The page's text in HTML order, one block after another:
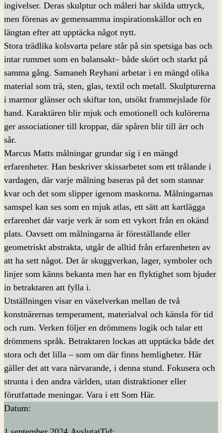
ingivelser. Deras skulptur och måleri har skilda uttryck,
men förenas av gemensamma inspirationskällor och en
längtan efter att upptäcka något nytt.
Stora trädlika kolsvarta pelare står på sin spetsiga bas och
intar rummet som en balansakt– både skört och starkt på
samma gång. Samaneh Reyhani arbetar i en mängd olika
material som trä, sten, glas, textil och metall. Skulpturerna
i marmor glänser och skiftar ton, utsökt frammejslade för
hand. Karaktären blir mjuk och emotionell och kulörerna
ger associationer till kroppar, där spåren blir till ärr och
sår.
Marcus Matts målningar grundar sig i en mängd
erfarenheter. Han beskriver skissarbetet som ett trålande i
vardagen, där varje målning baseras på det som stannar
kvar och det som slipper igenom maskorna. Målningarnas
samspel kan ses som en mjuk atlas, ett sätt att kartlägga
erfarenhet där varje verk är som ett vykort från en okänd
plats. Oavsett om målningarna är föreställande eller
geometriskt abstrakta, utgår de alltid från erfarenheten av
att ha sett något. Det är skuggverkan, lager, symboler och
linjer som känns bekanta men har en flyktighet som bjuder
in betraktaren att fylla i.
Utställningen visar en växelverkan mellan de två
konstnärernas temperament, materialval och känsla för tid
och rum. Verken följer en drömmens logik och talar ett
drömmens språk. Betraktaren lockas att upptäcka både det
stora och det lilla – som om där finns hemligheter. Här
gäller det att vara närvarande, i denna stund. Fokusera och
strunta i den andra världen, utan distraktioner eller
förutfattade meningar. Vara i ett Som Här.
Datum: